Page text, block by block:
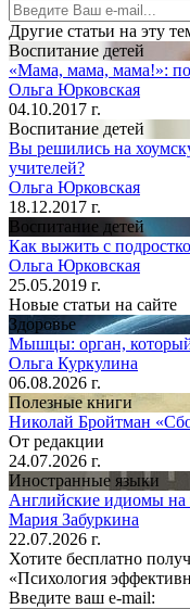
Другие статьи на эту
Воспитание детей
«Мама, мама, мама!»:
Ольга Юрковская
04.10.2017 г.
Воспитание детей
Вы решились на
учителей?
Ольга Юрковская
18.12.2017 г.
Воспитание детей
Как выжить с
Ольга Юрковская
25.05.2019 г.
Новые статьи на сайте
Здоровье
Мышцы: орган, который
Ольга Куркулина
06.08.2026 г.
Полезные книги
Николай Бройтман
От редакции
24.07.2026 г.
Иностранные языки
Английские идиомы на
Мария Забуркина
22.07.2026 г.
Хотите бесплатно
«Психология
Введите ваш e-mail: